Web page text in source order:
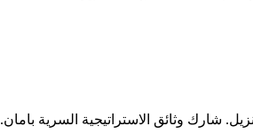
شارك وثائق الاستراتيجية السرية بامان.